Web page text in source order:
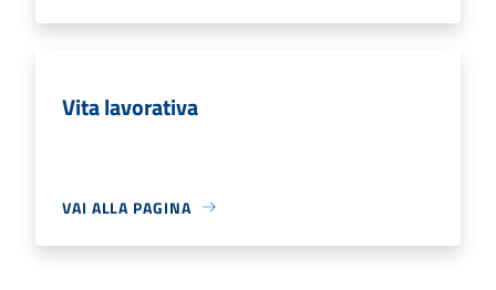
Vita lavorativa
VAI ALLA PAGINA